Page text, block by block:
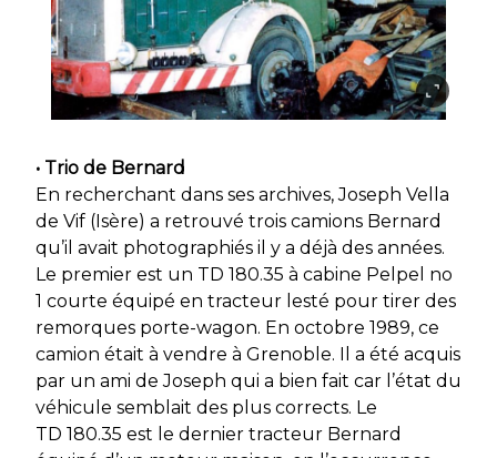
• Trio de Bernard
En recherchant dans ses archives, Joseph Vella
de Vif (Isère) a retrouvé trois camions Bernard
qu’il avait photographiés il y a déjà des années.
Le premier est un TD 180.35 à cabine Pelpel no
1 courte équipé en tracteur lesté pour tirer des
remorques porte-wagon. En octobre 1989, ce
camion était à vendre à Grenoble. Il a été acquis
par un ami de Joseph qui a bien fait car l’état du
véhicule semblait des plus corrects. Le
TD 180.35 est le dernier tracteur Bernard